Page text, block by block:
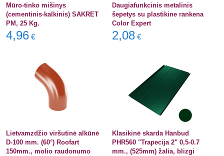
Mūro-tinko mišinys
(cementinis-kalkinis) SAKRET
PM, 25 Kg.
4,96 €
Daugiafunkcinis metalinis
šepetys su plastikine rankena
Color Expert
2,08 €
Lietvamzdžio viršutinė alkūnė
D-100 mm. (60°) Roofart
150mm., molio raudonumo
Klasikinė skarda Hanbud
PHR560 "Trapecija 2" 0,5-0.7
mm., (525mm) žalia, blizgi